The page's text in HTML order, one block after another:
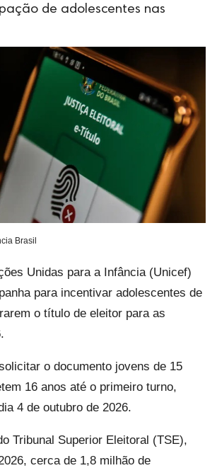
de adolescentes nas
Brasil
Unidas para a Infância (Unicef)
para incentivar adolescentes de
o título de eleitor para as
o documento jovens de 15
16 anos até o primeiro turno,
4 de outubro de 2026.
Tribunal Superior Eleitoral (TSE),
cerca de 1,8 milhão de